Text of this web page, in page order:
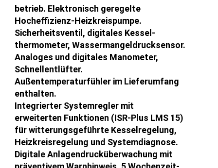
betrieb. Elektronisch geregelte
Hocheffizienz-Heizkreispumpe.
Sicherheitsventil, digitales Kessel-
thermometer, Wassermangeldrucksensor.
Analoges und digitales Manometer,
Schnellentlüfter.
Außentemperaturfühler im Lieferumfang
enthalten.
Integrierter Systemregler mit
erweiterten Funktionen (ISR-Plus LMS 15)
für witterungsgeführte Kesselregelung,
Heizkreisregelung und Systemdiagnose.
Digitale Anlagendrucküberwachung mit